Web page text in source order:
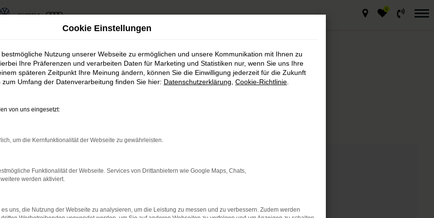
0
Rudolph Fahrzeugmarkt
Rudolph finden Sie immer das passende Fahrzeug.
Cookie Einstellungen
Nutzung unserer Webseite zu ermöglichen und unsere Kommunikation mit Ihnen zu
Ihre Präferenzen und verarbeiten Daten für Marketing und Statistiken nur, wenn Sie uns Ihre
späteren Zeitpunkt Ihre Meinung ändern, können Sie die Einwilligung jederzeit für die Zukunft
Umfang der Datenverarbeitung finden Sie hier: Datenschutzerklärung Cookie-Richtlinie
von uns eingesetzt:
um die Kernfunktionalität der Webseite zu gewährleisten.
Funktionalität der Webseite. Services von Drittanbietern wie Google Maps, Chats,
werden aktiviert.
uns, die Nutzung der Webseite zu analysieren, um die Leistung zu messen und zu verbessern. Zudem werden